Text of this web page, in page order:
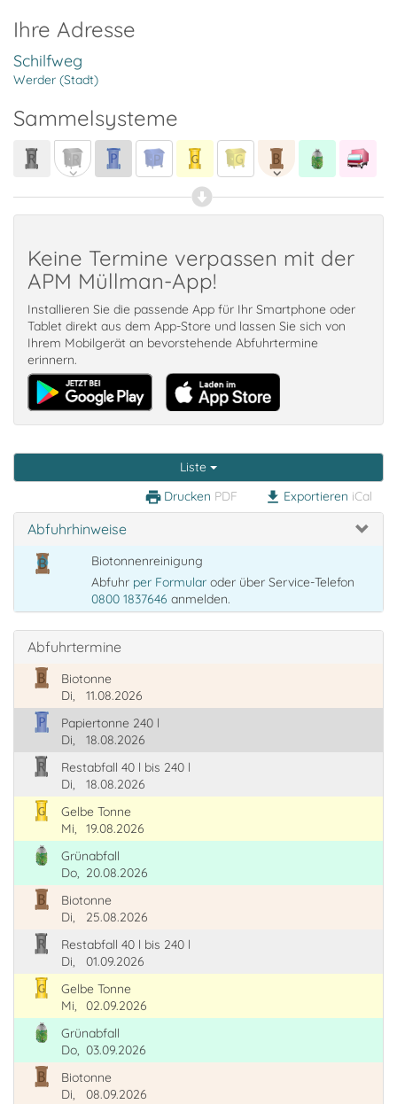
Ihre Adresse
Schilfweg
Werder (Stadt)
Sammelsysteme
Keine Termine verpassen mit der
APM Müllman-App!
Installieren Sie die passende App für Ihr Smartphone oder
Tablet direkt aus dem App-Store und lassen Sie sich von
Ihrem Mobilgerät an bevorstehende Abfuhrtermine
erinnern.
Liste
print Drucken PDF download Exportieren iCal
Abfuhrhinweise
Biotonnenreinigung
Abfuhr per Formular oder über Service-Telefon
0800 1837646 anmelden.
Abfuhrtermine
Biotonne
Di,
11.08.2026
Papiertonne 240 l
Di,
18.08.2026
Restabfall 40 l bis 240 l
Di,
18.08.2026
Gelbe Tonne
Mi,
19.08.2026
Grünabfall
Do, 20.08.2026
Biotonne
Di,
25.08.2026
Restabfall 40 l bis 240 l
Di,
01.09.2026
Gelbe Tonne
Mi,
02.09.2026
Grünabfall
Do, 03.09.2026
Biotonne
Di,
08.09.2026